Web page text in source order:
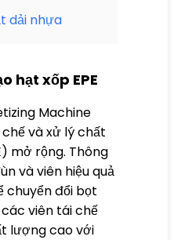
dải nhựa
hạt xốp EPE
Machine
và xử lý chất
mở rộng. Thông
và viên hiệu quả
chuyển đổi bọt
viên tái chế
lượng cao với